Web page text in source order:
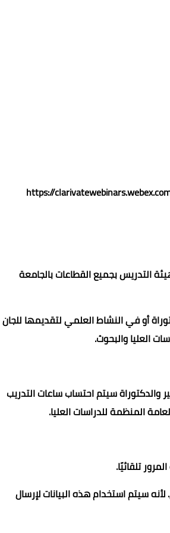
التدريس بجميع القطاعات بالجامعة
أو في النشاط العلمي لتقديمها للجان
العليا والبحوث.
والدكتوراة سيتم احتساب ساعات التدريب
المنظمة للدراسات العليا.
تلقائيًا.
سيتم استخدام هذه البيانات لإرسال